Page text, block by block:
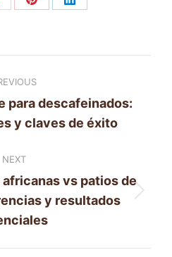
Share Share
Previous
post:
para descafeinados:
y claves de éxito
NEXT
Next
post:
vs patios de
y resultados